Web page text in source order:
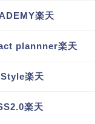
楽天
plannner楽天
楽天
楽天